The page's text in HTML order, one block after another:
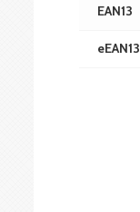
EAN13
eEAN13